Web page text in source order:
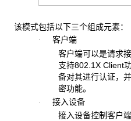
该模式包括以下三个组成元素：
· 客户端
客户端可以是请求
支持802.1X Client
备对其进行认证，
密功能。
· 接入设备
接入设备控制客户